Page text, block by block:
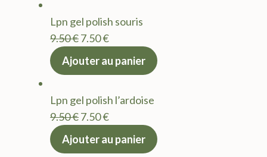
9.50 €.7.50 €.
Lpn gel polish souris
9.50€Le
prix
9.50 €.
7.50€Le
actuel
7.50 €.
Ajouter au panier
Lpn gel polish l’ardoise
9.50€Le
prix
7.50€Le
actuel
Ajouter au panier